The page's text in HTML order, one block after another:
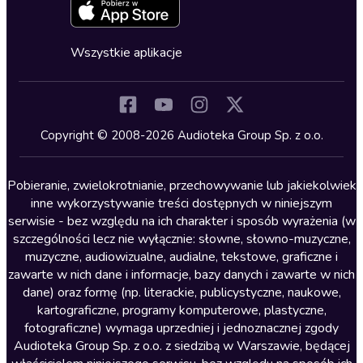
Kryminały
Lektury szkolne
Literatura anglojęzyczna
Literatura faktu
Literatura obyczajowa
Literatura piękna obca
Literatura piękna polska
Nagrania relaksacyjne
Nauka języków
Zapowiedzi
Cykle audiobooków
Wszystkie aplikacje
Copyright © 2008-2026 Audioteka Group Sp. z o.o.
Pobieranie, zwielokrotnianie, przechowywanie lub jakiekolwiek
inne wykorzystywanie treści dostępnych w niniejszym
serwisie - bez względu na ich charakter i sposób wyrażenia (w
szczególności lecz nie wyłącznie: słowne, słowno-muzyczne,
muzyczne, audiowizualne, audialne, tekstowe, graficzne i
zawarte w nich dane i informacje, bazy danych i zawarte w nich
dane) oraz formę (np. literackie, publicystyczne, naukowe,
kartograficzne, programy komputerowe, plastyczne,
fotograficzne) wymaga uprzedniej i jednoznacznej zgody
Audioteka Group Sp. z o.o. z siedzibą w Warszawie, będącej